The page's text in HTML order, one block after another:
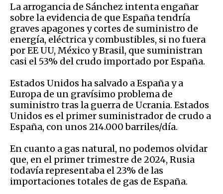
La arrogancia de Sánchez intenta engañar
sobre la evidencia de que España tendría
graves apagones y cortes de suministro de
energía, eléctrica y combustibles, si no fuera
por EE UU, México y Brasil, que suministran
casi el 53% del crudo importado por España.
Estados Unidos ha salvado a España y a
Europa de un gravísimo problema de
suministro tras la guerra de Ucrania. Estados
Unidos es el primer suministrador de crudo a
España, con unos 214.000 barriles/día.
En cuanto a gas natural, no podemos olvidar
que, en el primer trimestre de 2024, Rusia
todavía representaba el 23% de las
importaciones totales de gas de España.